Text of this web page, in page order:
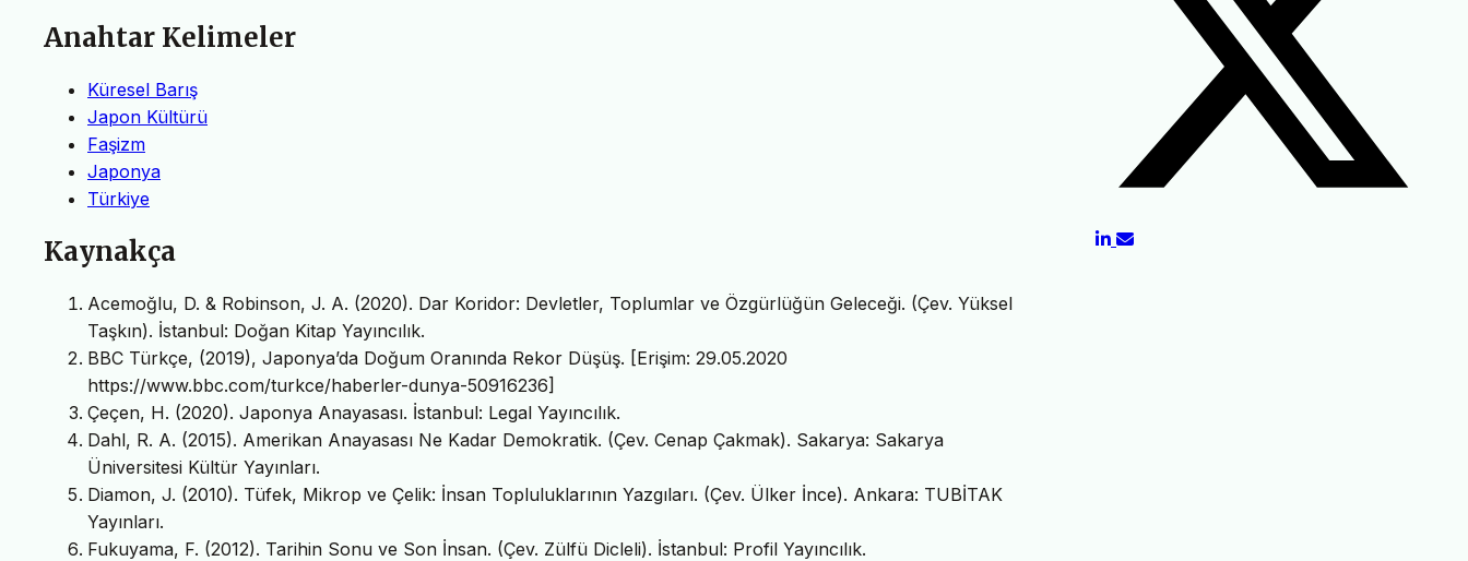
Anahtar Kelimeler
Küresel Barış
Japon Kültürü
Faşizm
Japonya
Türkiye
Kaynakça
Acemoğlu, D. & Robinson, J. A. (2020). Dar Koridor: Devletler, Toplumlar ve Özgürlüğün Geleceği. (Çev. Yüksel
Taşkın). İstanbul: Doğan Kitap Yayıncılık.
BBC Türkçe, (2019), Japonya’da Doğum Oranında Rekor Düşüş. [Erişim: 29.05.2020
https://www.bbc.com/turkce/haberler-dunya-50916236]
Çeçen, H. (2020). Japonya Anayasası. İstanbul: Legal Yayıncılık.
Dahl, R. A. (2015). Amerikan Anayasası Ne Kadar Demokratik. (Çev. Cenap Çakmak). Sakarya: Sakarya
Üniversitesi Kültür Yayınları.
Diamon, J. (2010). Tüfek, Mikrop ve Çelik: İnsan Topluluklarının Yazgıları. (Çev. Ülker İnce). Ankara: TUBİTAK
Yayınları.
Fukuyama, F. (2012). Tarihin Sonu ve Son İnsan. (Çev. Zülfü Dicleli). İstanbul: Profil Yayıncılık.